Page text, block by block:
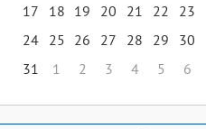
17
18 19 20 21 22
23
24 25 26 27 28 29
30
31
1 2 3 4 5 6